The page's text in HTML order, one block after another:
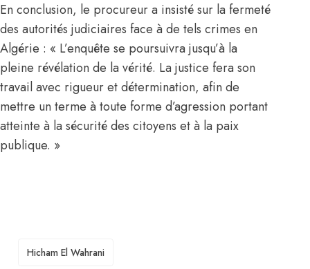
En conclusion, le procureur a insisté sur la fermeté
des autorités judiciaires face à de tels crimes en
Algérie : « L’enquête se poursuivra jusqu’à la
pleine révélation de la vérité. La justice fera son
travail avec rigueur et détermination, afin de
mettre un terme à toute forme d’agression portant
atteinte à la sécurité des citoyens et à la paix
publique. »
TAGS
Hicham El Wahrani